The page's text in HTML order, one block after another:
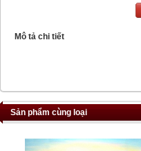
Mô tả chi tiết
Sản phẩm cùng loại